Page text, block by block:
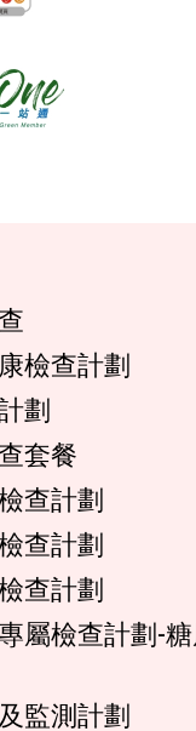
檢查計劃
劃
套餐
查計劃
查計劃
查計劃
屬檢查計劃-
監測計劃